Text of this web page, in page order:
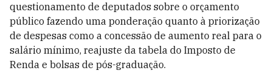
questionamento de deputados sobre o orçamento
público fazendo uma ponderação quanto à priorização
de despesas como a concessão de aumento real para o
salário mínimo, reajuste da tabela do Imposto de
Renda e bolsas de pós-graduação.